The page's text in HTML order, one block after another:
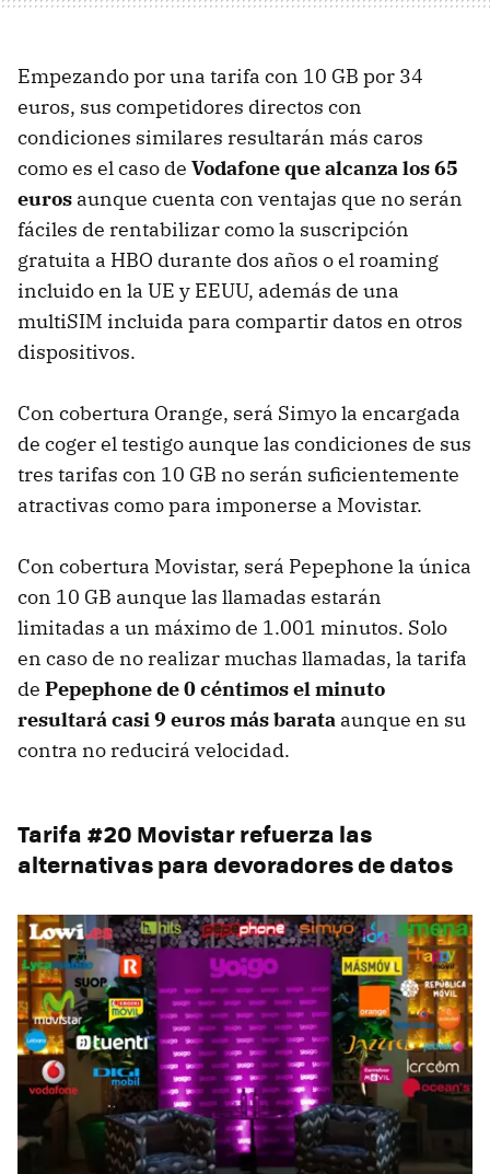
Empezando por una tarifa con 10 GB por 34
euros, sus competidores directos con
condiciones similares resultarán más caros
como es el caso de Vodafone que alcanza los 65
euros aunque cuenta con ventajas que no serán
fáciles de rentabilizar como la suscripción
gratuita a HBO durante dos años o el roaming
incluido en la UE y EEUU, además de una
multiSIM incluida para compartir datos en otros
dispositivos.
Con cobertura Orange, será Simyo la encargada
de coger el testigo aunque las condiciones de sus
tres tarifas con 10 GB no serán suficientemente
atractivas como para imponerse a Movistar.
Con cobertura Movistar, será Pepephone la única
con 10 GB aunque las llamadas estarán
limitadas a un máximo de 1.001 minutos. Solo
en caso de no realizar muchas llamadas, la tarifa
de Pepephone de 0 céntimos el minuto
resultará casi 9 euros más barata aunque en su
contra no reducirá velocidad.
Tarifa #20 Movistar refuerza las
alternativas para devoradores de datos